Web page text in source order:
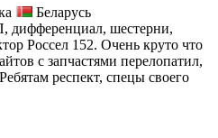
Беларусь
дифференциал, шестерни,
Россел 152. Очень круто что
с запчастями перелопатил,
респект, спецы своего